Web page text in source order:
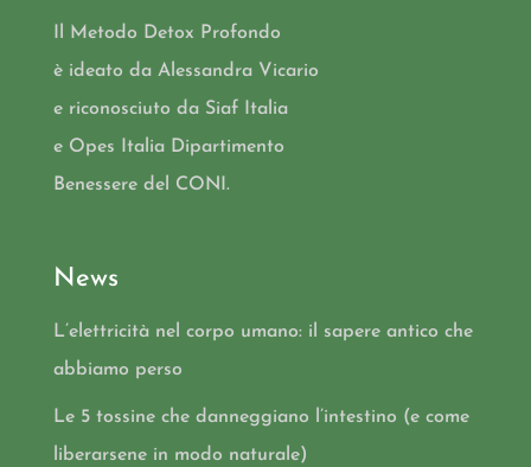
Il Metodo Detox Profondo
è ideato da Alessandra Vicario
e riconosciuto da Siaf Italia
e Opes Italia Dipartimento
Benessere del CONI.
News
L’elettricità nel corpo umano: il sapere antico che
abbiamo perso
Le 5 tossine che danneggiano l’intestino (e come
liberarsene in modo naturale)